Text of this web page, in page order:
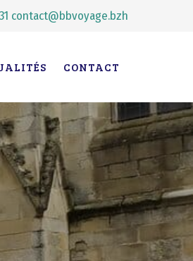
contact@bbvoyage.bzh
CONTACT